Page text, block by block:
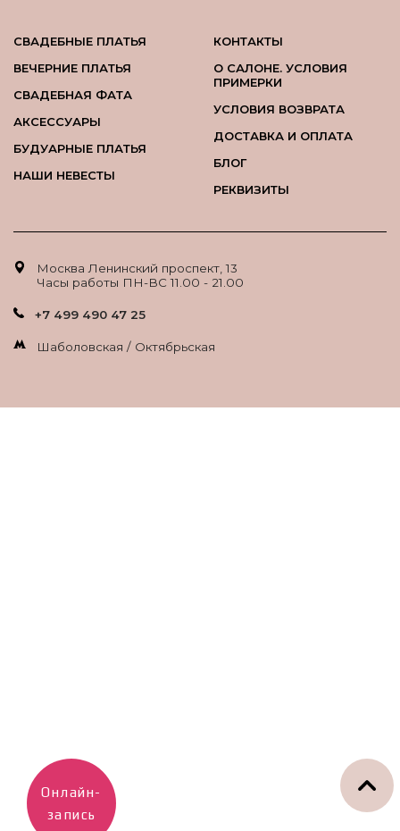
СВАДЕБНЫЕ ПЛАТЬЯ
ВЕЧЕРНИЕ ПЛАТЬЯ
СВАДЕБНАЯ ФАТА
АКСЕССУАРЫ
БУДУАРНЫЕ ПЛАТЬЯ
НАШИ НЕВЕСТЫ
КОНТАКТЫ
О САЛОНЕ. УСЛОВИЯ
ПРИМЕРКИ
УСЛОВИЯ ВОЗВРАТА
ДОСТАВКА И ОПЛАТА
БЛОГ
РЕКВИЗИТЫ
Москва Ленинский проспект, 13
Часы работы ПН-ВС 11.00 - 21.00
+7 499 490 47 25
Шаболовская / Октябрьская
Онлайн-
запись